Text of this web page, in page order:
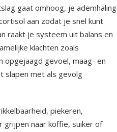
gaat omhoog, je ademhaling
aan zodat je snel kunt
raakt je systeem uit balans en
klachten zoals
opgejaagd gevoel, maag- en
slapen met als gevolg
piekeren,
naar koffie, suiker of